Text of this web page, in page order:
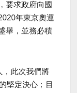
要求政府向國
年東京奧運
舉，並務必積
，此次我們將
堅定決心；目